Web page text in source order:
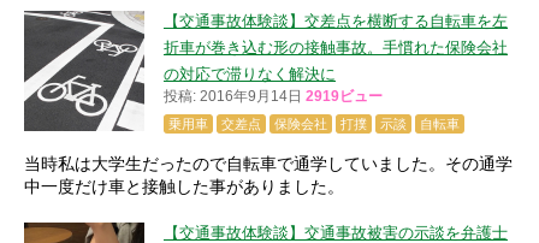
【交通事故体験談】交差点を横断する自転車を左
折車が巻き込む形の接触事故。手慣れた保険会社
の対応で滞りなく解決に
投稿: 2016年9月14日 2919ビュー
乗用車 交差点 保険会社 打撲 示談 自転車
当時私は大学生だったので自転車で通学していました。その通学
中一度だけ車と接触した事がありました。
【交通事故体験談】交通事故被害の示談を弁護士